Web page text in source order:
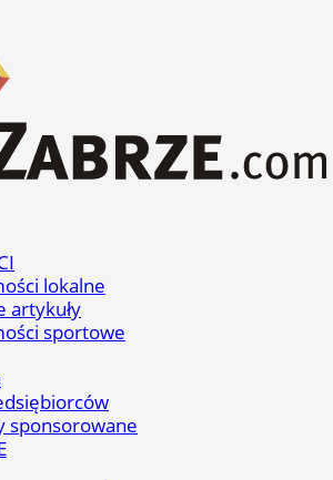
lokalne
artykuły
sportowe
sponsorowane